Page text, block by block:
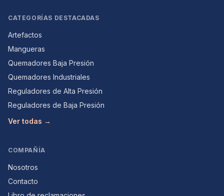
CATEGORÍAS DESTACADAS
Artefactos
Mangueras
Quemadores Baja Presión
Quemadores Industriales
Reguladores de Alta Presión
Reguladores de Baja Presión
Ver todas →
COMPAÑÍA
Nosotros
Contacto